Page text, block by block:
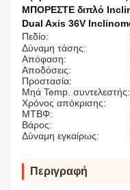
ΜΠΟΡΕΣΤΕ διπλό
Dual Axis 36V
Πεδίο:
Δύναμη τάσης:
Απόφαση:
Αποδόσεις:
Προστασία:
Μηά Temp. συντελεστής:
Χρόνος απόκρισης:
ΜΤΒΦ:
Βάρος:
Δύναμη εγκαίρως:
Περιγραφή